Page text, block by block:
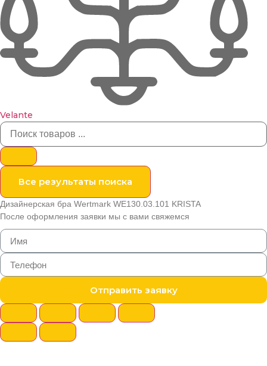
Velante
Все результаты поиска
Дизайнерская бра Wertmark WE130.03.101 KRISTA
После оформления заявки мы с вами свяжемся
Отправить заявку